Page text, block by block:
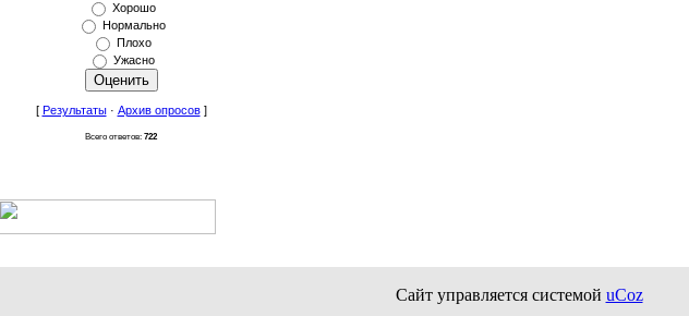
Хорошо
Нормально
Плохо
Ужасно
[ Результаты· Архив опросов]
Всего ответов: 722
Сайт управляется системой uCoz